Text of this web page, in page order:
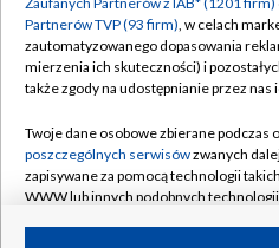
Centrum informacji TVP
Naziemna Telewizja Cyfrowa
Rada Programowa
System NOS
Informacje o nadawcy
Polityka
Moje
Partnerów TVP (93 firm), w celach
zautomatyzowanego dopasowania
mierzenia ich skuteczności) i
także zgody na udostępnianie przez nas
Twoje dane osobowe zbierane podczas
poszczególnych serwisówzwanych
zapisywane za pomocą technologii
WWW lub innych podobnych